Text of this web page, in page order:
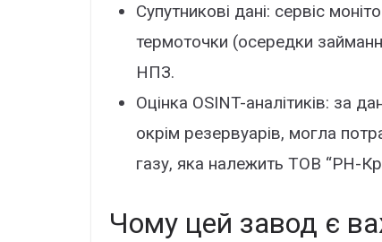
Супутникові дані: сервіс
термоточки (осередки
НПЗ.
Оцінка OSINT-аналітиків: за
окрім резервуарів, могла
газу, яка належить ТОВ “РН-
Чому цей завод є